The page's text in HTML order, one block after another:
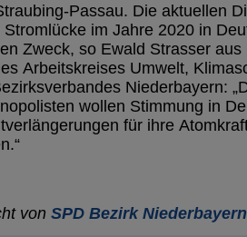
Passau. Die aktuellen
Stromlücke im Jahre 2020 in
Zweck, so Ewald Strasser
Arbeitskreises Umwelt,
Niederbayern:
wollen Stimmung in
für ihre
von SPD Bezirk Niederbayern